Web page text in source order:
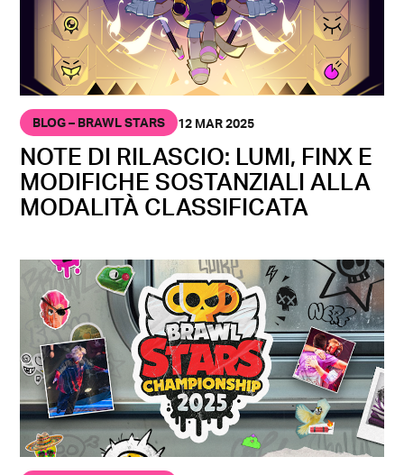
BLOG – BRAWL STARS 12 MAR 2025
NOTE DI RILASCIO: LUMI, FINX E
MODIFICHE SOSTANZIALI ALLA
MODALITÀ CLASSIFICATA